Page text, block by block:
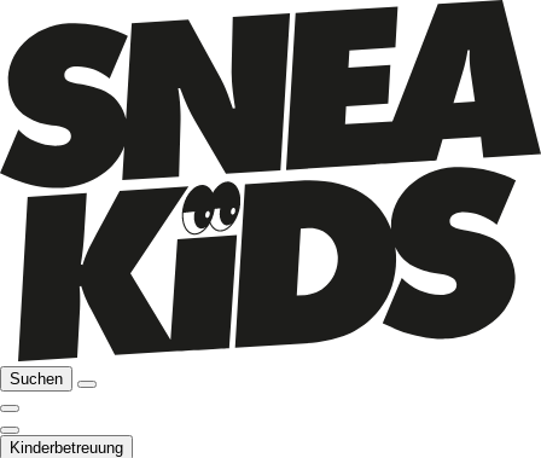
Suchen
Kinderbetreuung